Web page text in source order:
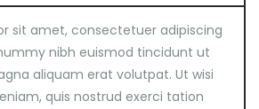
sit amet, consectetuer adipiscing
nibh euismod tincidunt ut
aliquam erat volutpat. Ut wisi
quis nostrud exerci tation